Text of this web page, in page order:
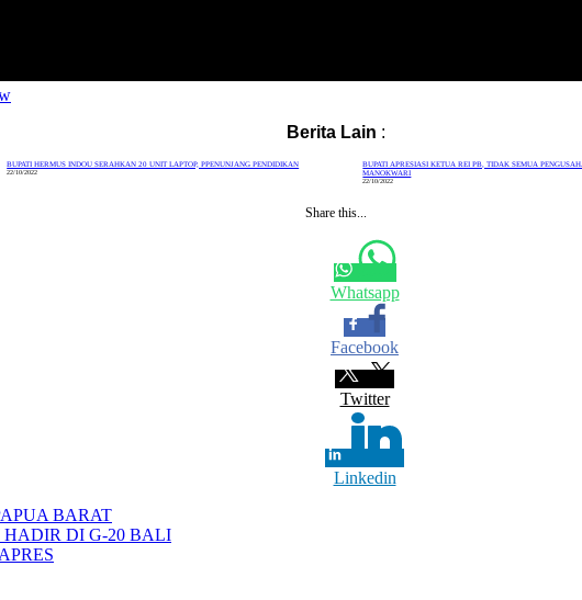
Berita Lain :
BUPATI HERMUS INDOU SERAHKAN 20 UNIT LAPTOP, PPENUNJANG PENDIDIKAN
22/10/2022
BUPATI APRESIASI KETUA REI PB, TIDAK SEMUA
MANOKWARI
22/10/2022
Share this...
Whatsapp
Facebook
Twitter
Linkedin
BARAT
HADIR DI G-20 BALI